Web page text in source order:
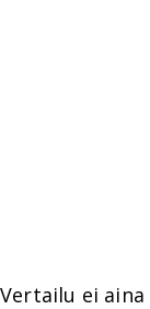
Vertailu ei